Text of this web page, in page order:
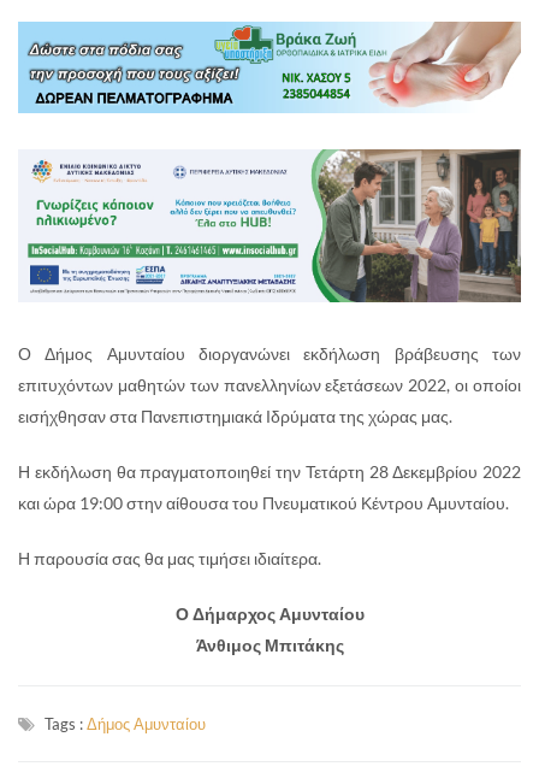
Ο Δήμος Αμυνταίου διοργανώνει εκδήλωση βράβευσης των
επιτυχόντων μαθητών των πανελληνίων εξετάσεων 2022, οι οποίοι
εισήχθησαν στα Πανεπιστημιακά Ιδρύματα της χώρας μας.
Η εκδήλωση θα πραγματοποιηθεί την Τετάρτη 28 Δεκεμβρίου 2022
και ώρα 19:00 στην αίθουσα του Πνευματικού Κέντρου Αμυνταίου.
Η παρουσία σας θα μας τιμήσει ιδιαίτερα.
Ο Δήμαρχος Αμυνταίου
Άνθιμος Μπιτάκης
Tags :Δήμος Αμυνταίου